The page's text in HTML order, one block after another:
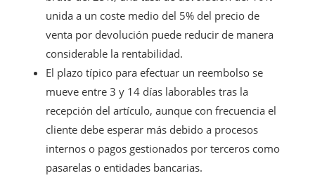
unida a un coste medio del 5% del precio de
venta por devolución puede reducir de manera
considerable la rentabilidad.
El plazo típico para efectuar un reembolso se
mueve entre 3 y 14 días laborables tras la
recepción del artículo, aunque con frecuencia el
cliente debe esperar más debido a procesos
internos o pagos gestionados por terceros como
pasarelas o entidades bancarias.